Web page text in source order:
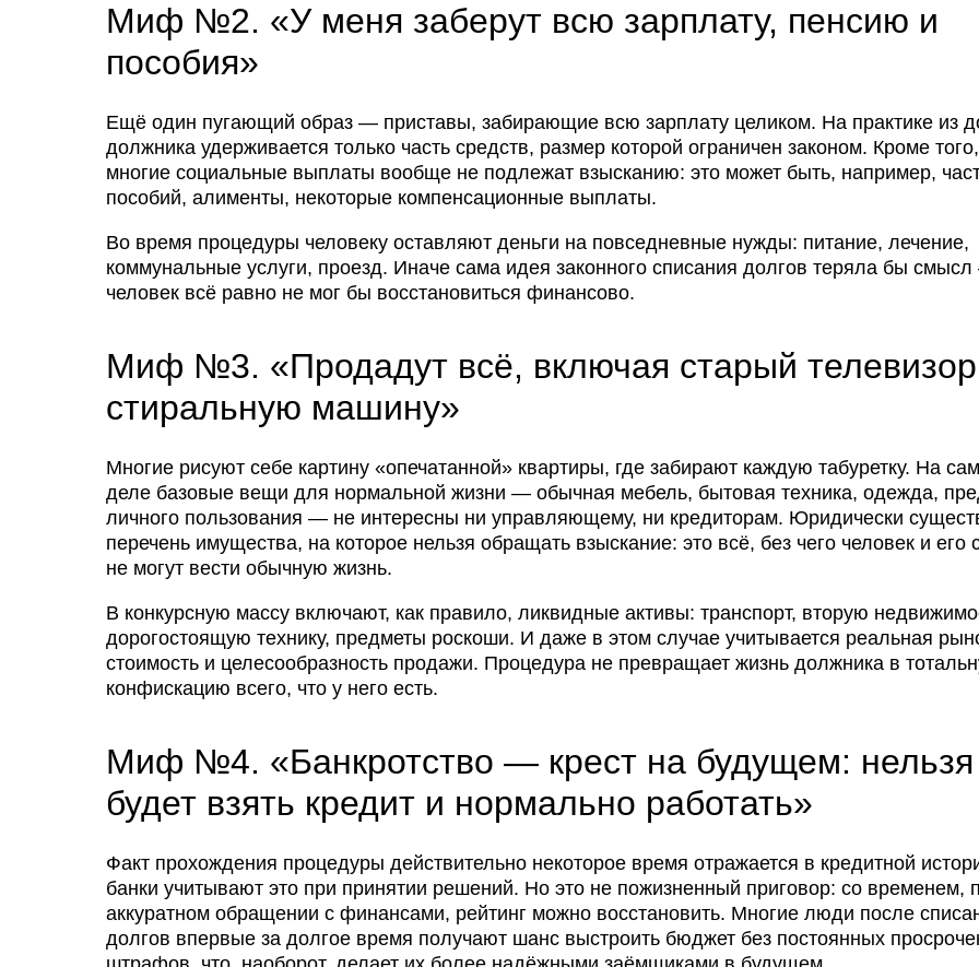
Миф №2. «У меня заберут всю зарплату, пенсию и
пособия»
Ещё один пугающий образ — приставы, забирающие всю зарплату целиком. На практике из
должника удерживается только часть средств, размер которой ограничен законом. Кроме того,
многие социальные выплаты вообще не подлежат взысканию: это может быть, например,
пособий, алименты, некоторые компенсационные выплаты.
Во время процедуры человеку оставляют деньги на повседневные нужды: питание, лечение,
коммунальные услуги, проезд. Иначе сама идея законного списания долгов теряла бы
человек всё равно не мог бы восстановиться финансово.
Миф №3. «Продадут всё, включая старый
стиральную машину»
Многие рисуют себе картину «опечатанной» квартиры, где забирают каждую табуретку. На
деле базовые вещи для нормальной жизни — обычная мебель, бытовая техника, одежда,
личного пользования — не интересны ни управляющему, ни кредиторам. Юридически
перечень имущества, на которое нельзя обращать взыскание: это всё, без чего человек и его
не могут вести обычную жизнь.
В конкурсную массу включают, как правило, ликвидные активы: транспорт, вторую
дорогостоящую технику, предметы роскоши. И даже в этом случае учитывается реальная
стоимость и целесообразность продажи. Процедура не превращает жизнь должника в
конфискацию всего, что у него есть.
Миф №4. «Банкротство — крест на будущем: нельзя
будет взять кредит и нормально работать»
Факт прохождения процедуры действительно некоторое время отражается в кредитной
банки учитывают это при принятии решений. Но это не пожизненный приговор: со временем,
аккуратном обращении с финансами, рейтинг можно восстановить. Многие люди после
долгов впервые за долгое время получают шанс выстроить бюджет без постоянных